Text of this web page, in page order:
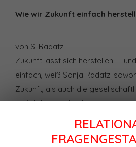
Wie wir Zukunft einfach
von S. Radatz
Zukunft lässt sich herstellen —
einfach, weiß Sonja Radatz:
Zukunft, als auch die
natürlich auch die
funktioniert und wie wir dazu